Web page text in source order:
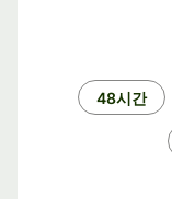
48시간